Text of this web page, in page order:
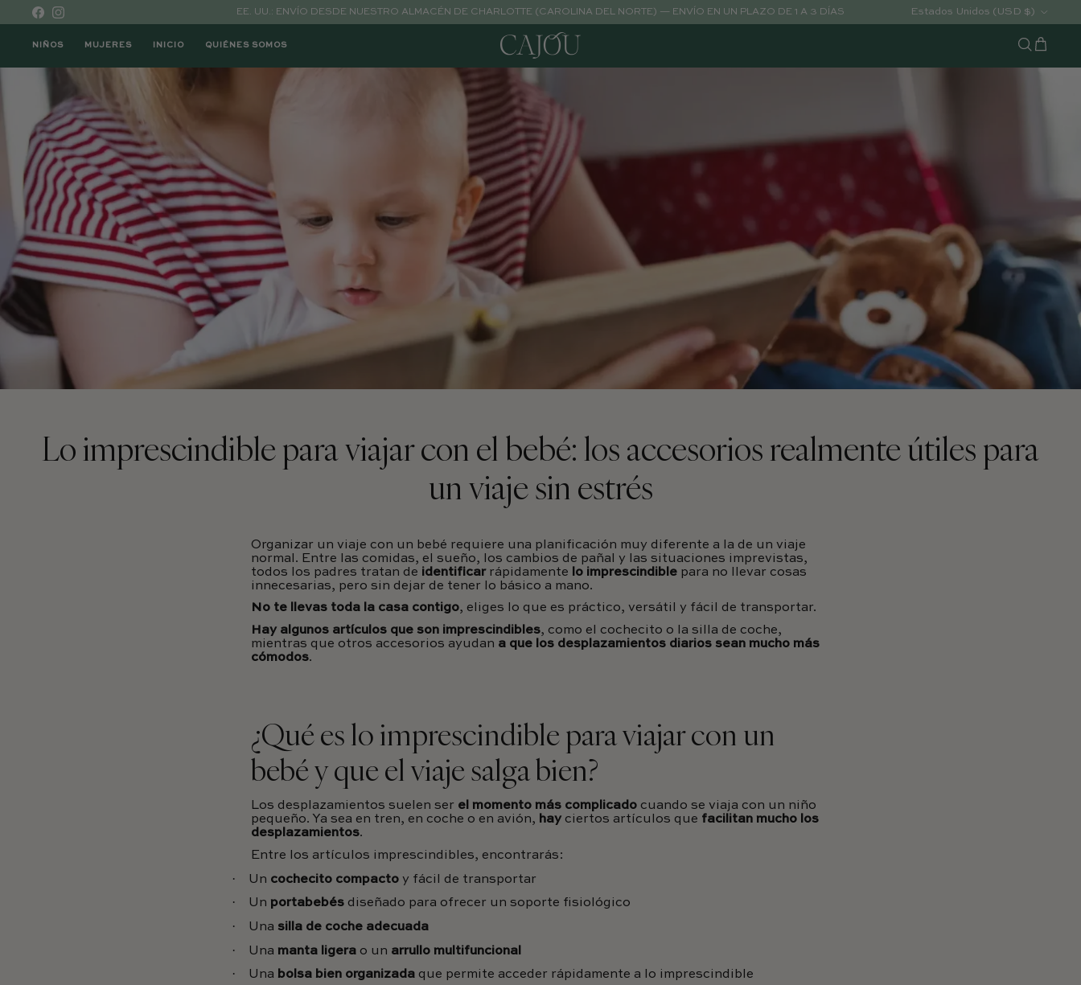
Ir al contenido
Facebook
Instagram EE. UU.: ENVÍO DESDE NUESTRO ALMACÉN DE CHARLOTTE (CAROLINA DEL NORTE) — ENVÍO EN UN PLAZO DE 1 A 3 DÍAS
País/Región
Estados Unidos (USD $)
NIÑOS MUJERES INICIO QUIÉNES SOMOS
BuscarCarrito
Lo imprescindible para viajar con el bebé: los accesorios realmente útiles para
un viaje sin estrés
Organizar un viaje con un bebé requiere una planificación muy diferente a la de un viaje
normal. Entre las comidas, el sueño, los cambios de pañal y las situaciones imprevistas,
todos los padres tratan de identificarrápidamente lo imprescindible para no llevar cosas
innecesarias, pero sin dejar de tener lo básico a mano.
No te llevas toda la casa contigo, eliges lo que es práctico, versátil y fácil de transportar.
Hay algunos artículos que son imprescindibles, como el cochecito o la silla de coche,
mientras que otros accesorios ayudan a que los desplazamientos diarios sean mucho más
cómodos.
¿Qué es lo imprescindible para viajar con un
bebé y que el viaje salga bien?
Los desplazamientos suelen ser el momento más complicado cuando se viaja con un niño
pequeño. Ya sea en tren, en coche o en avión, hay ciertos artículos que facilitan mucho los
desplazamientos.
Entre los artículos imprescindibles, encontrarás:
· Un cochecito compacto y fácil de transportar
· Un portabebés diseñado para ofrecer un soporte fisiológico
· Una silla de coche adecuada
· Una manta ligera o un arrullo multifuncional
· Una bolsa bien organizada que permite acceder rápidamente a lo imprescindible